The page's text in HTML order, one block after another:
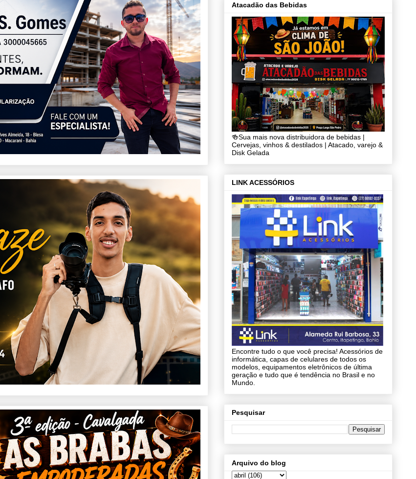
Atacadão das Bebidas
🍻Sua mais nova distribuidora de bebidas |
Cervejas, vinhos & destilados | Atacado, varejo &
Disk Gelada
LINK ACESSÓRIOS
Encontre tudo o que você precisa! Acessórios de
informática, capas de celulares de todos os
modelos, equipamentos eletrônicos de última
geração e tudo que é tendência no Brasil e no
Mundo.
Pesquisar
Arquivo do blog